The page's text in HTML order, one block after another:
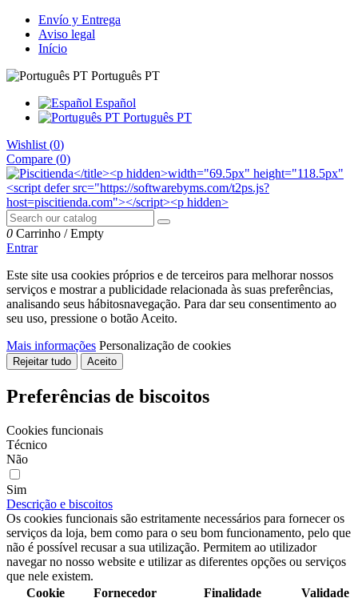
Envío y Entrega
Aviso legal
Início
Português PT
Español
Português PT
Wishlist (0)
Compare (0)
0 Carrinho /Empty
Entrar
Este site usa cookies próprios e de terceiros para melhorar nossos
serviços e mostrar a publicidade relacionada às suas preferências,
analisando seus hábitosnavegação. Para dar seu consentimento ao
seu uso, pressione o botão Aceito.
Mais informações Personalização de cookies
Rejeitar tudo Aceito
Preferências de biscoitos
Cookies funcionais
Técnico
Não
Sim
Descrição e biscoitos
Os cookies funcionais são estritamente necessários para fornecer os
serviços da loja, bem como para o seu bom funcionamento, pelo que
não é possível recusar a sua utilização. Permitem ao utilizador
navegar no nosso website e utilizar as diferentes opções ou serviços
que nele existem.
Cookie
Fornecedor Finalidade Validade